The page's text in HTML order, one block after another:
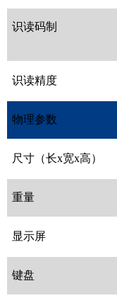
识读码制
识读精度
物理参数
尺寸（长x宽x高）
重量
显示屏
键盘